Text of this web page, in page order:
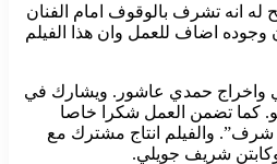
انه تشرف بالوقوف امام الفنان
اضاف للعمل وان هذا الفيلم
واخراج حمدي عاشور. ويشارك في
كما تضمن العمل شكرا خاصا
والفيلم انتاج مشترك مع
شريف جويلي.